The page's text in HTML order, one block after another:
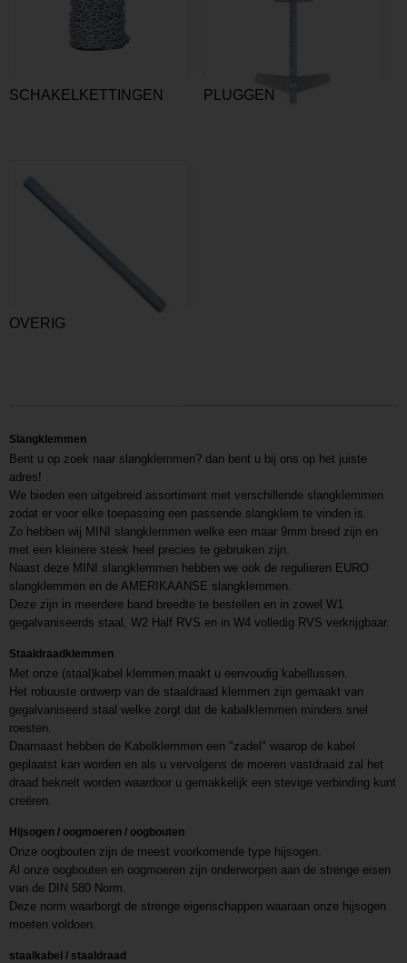
SCHAKELKETTINGEN PLUGGEN
OVERIG
Slangklemmen
Bent u op zoek naar slangklemmen? dan bent u bij ons op het juiste
adres!
We bieden een uitgebreid assortiment met verschillende slangklemmen
zodat er voor elke toepassing een passende slangklem te vinden is.
Zo hebben wij MINI slangklemmen welke een maar 9mm breed zijn en
met een kleinere steek heel precies te gebruiken zijn.
Naast deze MINI slangklemmen hebben we ook de regulieren EURO
slangklemmen en de AMERIKAANSE slangklemmen.
Deze zijn in meerdere band breedte te bestellen en in zowel W1
gegalvaniseerds staal, W2 Half RVS en in W4 volledig RVS verkrijgbaar.
Staaldraadklemmen
Met onze (staal)kabel klemmen maakt u eenvoudig kabellussen.
Het robuuste ontwerp van de staaldraad klemmen zijn gemaakt van
gegalvaniseerd staal welke zorgt dat de kabalklemmen minders snel
roesten.
Daarnaast hebben de Kabelklemmen een "zadel" waarop de kabel
geplaatst kan worden en als u vervolgens de moeren vastdraaid zal het
draad beknelt worden waardoor u gemakkelijk een stevige verbinding kunt
creëren.
Hijsogen / oogmoeren / oogbouten
Onze oogbouten zijn de meest voorkomende type hijsogen.
Al onze oogbouten en oogmoeren zijn onderworpen aan de strenge eisen
van de DIN 580 Norm.
Deze norm waarborgt de strenge eigenschappen waaraan onze hijsogen
moeten voldoen.
staalkabel / staaldraad